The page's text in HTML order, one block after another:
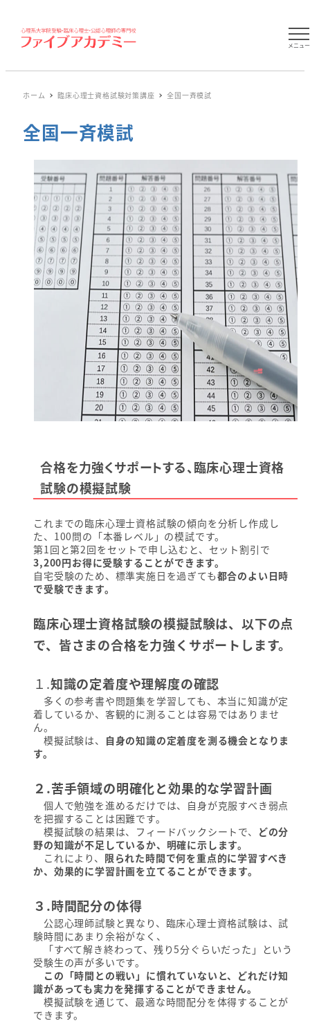
メニュー
ホーム 臨床心理士資格試験対策講座 全国一斉模試
全国一斉模試
合格を力強くサポートする、臨床心理士資格
試験の模擬試験
これまでの臨床心理士資格試験の傾向を分析し作成し
た、100問の「本番レベル」の模試です。
第1回と第2回をセットで申し込むと、セット割引で
3,200円お得に受験することができます。
自宅受験のため、標準実施日を過ぎても都合のよい日時
で受験できます。
臨床心理士資格試験の模擬試験は、以下の点
で、皆さまの合格を力強くサポートします。
１.知識の定着度や理解度の確認
多くの参考書や問題集を学習しても、本当に知識が定
着しているか、客観的に測ることは容易ではありませ
ん。
模擬試験は、 自身の知識の定着度を測る機会となりま
す。
２.苦手領域の明確化と効果的な学習計画
個人で勉強を進めるだけでは、自身が克服すべき弱点
を把握することは困難です。
模擬試験の結果は、フィードバックシートで、 どの分
野の知識が不足しているか、明確に示します。
これにより、 限られた時間で何を重点的に学習すべき
か、効果的に学習計画を立てることができます。
３.時間配分の体得
公認心理師試験と異なり、臨床心理士資格試験は、試
験時間にあまり余裕がなく、
「すべて解き終わって、残り5分ぐらいだった」という
受験生の声が多いです。
この「時間との戦い」に慣れていないと、どれだけ知
識があっても実力を発揮することができません。
模擬試験を通じて、最適な時間配分を体得することが
できます。